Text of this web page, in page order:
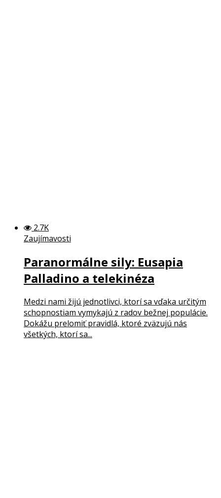
2.7K
Zaujímavosti
Paranormálne sily: Eusapia
Palladino a telekinéza
Medzi nami žijú jednotlivci, ktorí sa vďaka určitým
schopnostiam vymykajú z radov bežnej populácie.
Dokážu prelomiť pravidlá, ktoré zväzujú nás
všetkých, ktorí sa...